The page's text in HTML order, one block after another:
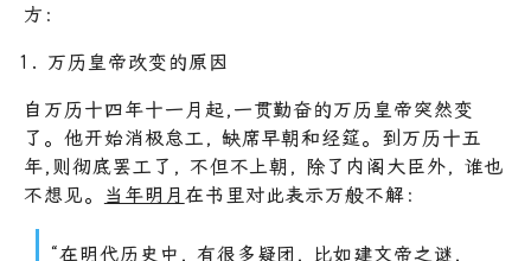
方：
万历皇帝改变的原因
自万历十四年十一月起,一贯勤奋的万历皇帝突然变
了。他开始消极怠工, 缺席早朝和经筵。到万历十五
年,则彻底罢工了, 不但不上朝, 除了内阁大臣外, 谁也
不想见。
当年明月 在书里对此表示万般不解：
“在明代历史中, 有很多疑团, 比如建文帝之谜,